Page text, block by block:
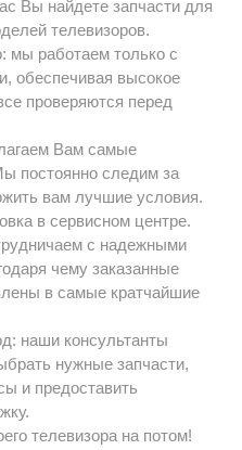
Вы найдете запчасти для
телевизоров.
мы работаем только с
обеспечивая высокое
проверяются перед
Вам самые
постоянно следим за
вам лучшие условия.
в сервисном центре.
с надежными
чему заказанные
в самые кратчайшие
наши консультанты
нужные запчасти,
и предоставить
телевизора на потом!